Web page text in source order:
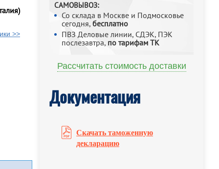
САМОВЫВОЗ:
Со склада в Москве и Подмосковье
сегодня, бесплатно
ПВЗ Деловые линии, СДЭК, ПЭК
послезавтра, по тарифам ТК
Рассчитать стоимость доставки
Документация
Скачать таможенную
декларацию
>>